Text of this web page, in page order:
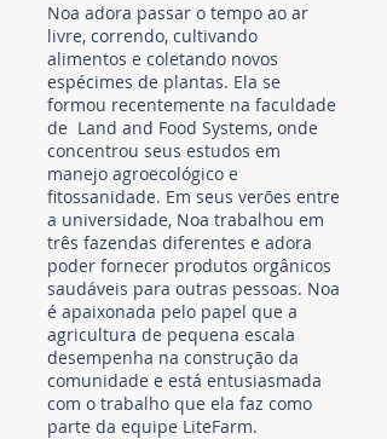
Noa adora passar o tempo ao ar
livre, correndo, cultivando
alimentos e coletando novos
espécimes de plantas. Ela se
formou recentemente na faculdade
de Land and Food Systems, onde
concentrou seus estudos em
manejo agroecológico e
fitossanidade. Em seus verões entre
a universidade, Noa trabalhou em
três fazendas diferentes e adora
poder fornecer produtos orgânicos
saudáveis ​​para outras pessoas. Noa
é apaixonada pelo papel que a
agricultura de pequena escala
desempenha na construção da
comunidade e está entusiasmada
com o trabalho que ela faz como
parte da equipe LiteFarm.